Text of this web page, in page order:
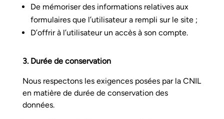
De mémoriser des informations relatives aux
formulaires que l’utilisateur a rempli sur le site ;
D’offrir à l’utilisateur un accès à son compte.
3. Durée de conservation
Nous respectons les exigences posées par la CNIL
en matière de durée de conservation des
données.